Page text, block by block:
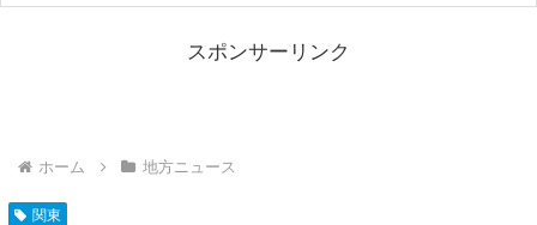
スポンサーリンク
ホーム 地方ニュース
関東